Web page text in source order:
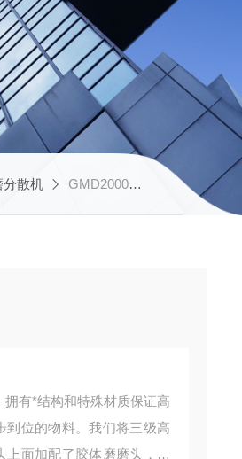
分散机 GMD2000食品添加剂高剪切研磨分散机
有*结构和特殊材质保证高
到位的物料。我们将三级高
面加配了胶体磨磨头，使